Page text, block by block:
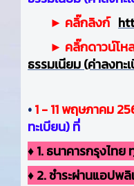
► คลิ๊กลิงก์
► คลิ๊กดาวน์โห
ธรรมเนียม (ค่าลงทะ
•1 - 11 พฤษภาคม
ทะเบียน) ที่
♦ 1. ธนาคารกรุงไทย
♦ 2. ชำระผ่านแอปพ